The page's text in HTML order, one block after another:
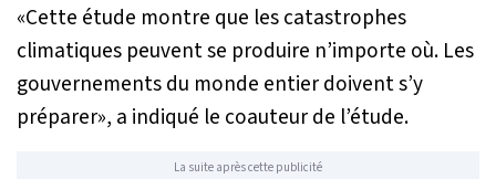
«Cette étude montre que les catastrophes
climatiques peuvent se produire n’importe où. Les
gouvernements du monde entier doivent s’y
préparer», a indiqué le coauteur de l’étude.
La suite après cette publicité